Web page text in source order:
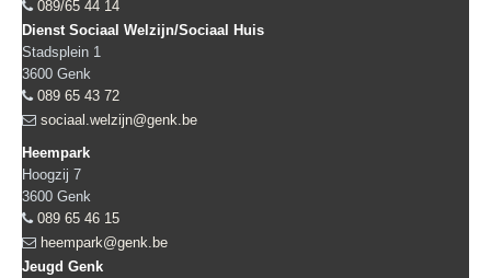
089/65 44 14
Dienst Sociaal Welzijn/Sociaal Huis
Stadsplein 1
3600 Genk
089 65 43 72
sociaal.welzijn@genk.be
Heempark
Hoogzij 7
3600 Genk
089 65 46 15
heempark@genk.be
Jeugd Genk